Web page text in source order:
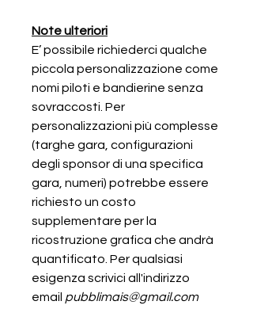
Note ulteriori
E’ possibile richiederci qualche
piccola personalizzazione come
nomi piloti e bandierine senza
sovraccosti. Per
personalizzazioni più complesse
(targhe gara, configurazioni
degli sponsor di una specifica
gara, numeri) potrebbe essere
richiesto un costo
supplementare per la
ricostruzione grafica che andrà
quantificato. Per qualsiasi
esigenza scrivici all'indirizzo
email pubblimais@gmail.com